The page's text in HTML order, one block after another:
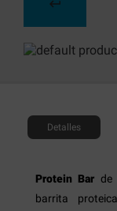
Detalles
Protein Bar de
barrita